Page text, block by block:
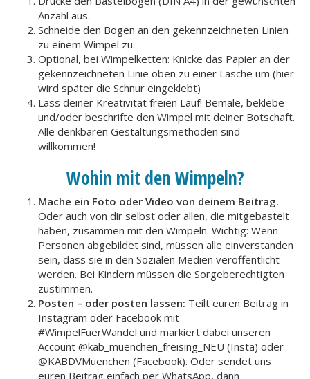
Anzahl aus.
Schneide den Bogen an den gekennzeichneten Linien
zu einem Wimpel zu.
Optional, bei Wimpelketten: Knicke das Papier an der
gekennzeichneten Linie oben zu einer Lasche um (hier
wird später die Schnur eingeklebt)
Lass deiner Kreativität freien Lauf! Bemale, beklebe
und/oder beschrifte den Wimpel mit deiner Botschaft.
Alle denkbaren Gestaltungsmethoden sind
willkommen!
Wohin mit den Wimpeln?
Mache ein Foto oder Video von deinem Beitrag.
Oder auch von dir selbst oder allen, die mitgebastelt
haben, zusammen mit den Wimpeln. Wichtig: Wenn
Personen abgebildet sind, müssen alle einverstanden
sein, dass sie in den Sozialen Medien veröffentlicht
werden. Bei Kindern müssen die Sorgeberechtigten
zustimmen.
Posten – oder posten lassen: Teilt euren Beitrag in
Instagram oder Facebook mit
#WimpelFuerWandel und markiert dabei unseren
Account @kab_muenchen_freising_NEU (Insta) oder
@KABDVMuenchen (Facebook). Oder sendet uns
euren Beitrag einfach per WhatsApp, dann